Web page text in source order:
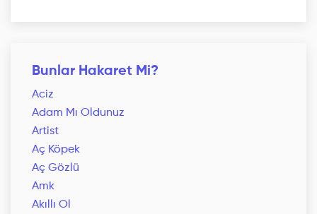
Bunlar Hakaret Mi?
Aciz
Adam Mı Oldunuz
Artist
Aç Köpek
Aç Gözlü
Amk
Akıllı Ol